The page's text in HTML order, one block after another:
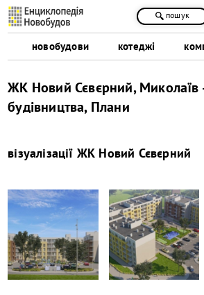
новобудови котеджі
пошук
ЖК Новий Сєвєрний, Миколаїв
будівництва, Плани
візуалізації ЖК Новий Сєвєрний